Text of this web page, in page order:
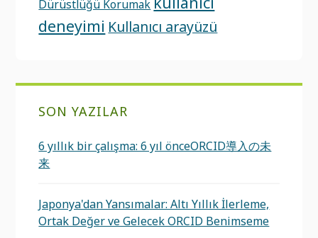
Dürüstlüğü Korumak
deneyimi Kullanıcı arayüzü
SON YAZILAR
6 yıllık bir çalışma: 6 yıl önceORCID導入の未
来
Japonya'dan Yansımalar: Altı Yıllık İlerleme,
Ortak Değer ve Gelecek ORCID Benimseme